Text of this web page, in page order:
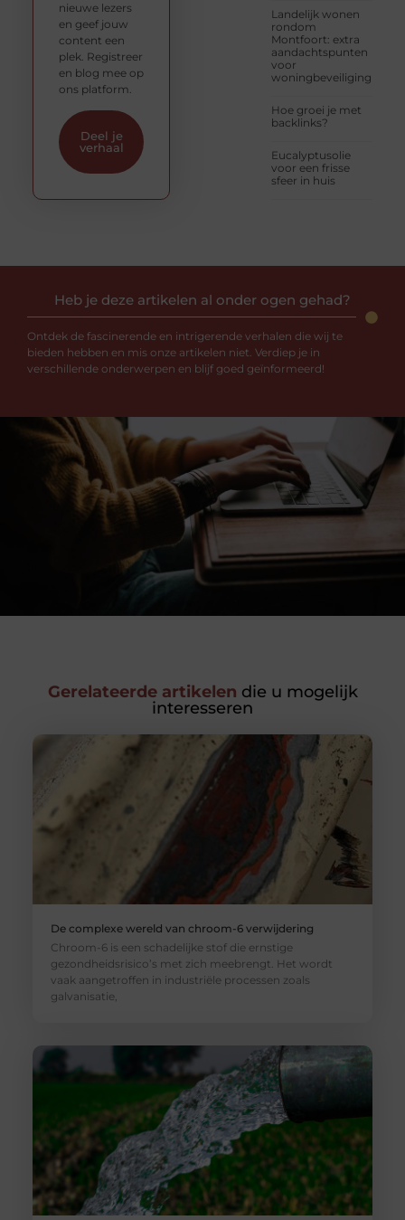
Landelijk wonen
rondom
Montfoort: extra
aandachtspunten
voor
woningbeveiliging
Hoe groei je met
backlinks?
Eucalyptusolie
voor een frisse
sfeer in huis
nieuwe lezers
en geef jouw
content een
plek. Registreer
en blog mee op
ons platform.
Deel je
verhaal
Heb je deze artikelen al onder ogen gehad?
Ontdek de fascinerende en intrigerende verhalen die wij te
bieden hebben en mis onze artikelen niet. Verdiep je in
verschillende onderwerpen en blijf goed geïnformeerd!
Gerelateerde artikelen die u mogelijk
interesseren
De complexe wereld van chroom-6 verwijdering
Chroom-6 is een schadelijke stof die ernstige
gezondheidsrisico’s met zich meebrengt. Het wordt
vaak aangetroffen in industriële processen zoals
galvanisatie,